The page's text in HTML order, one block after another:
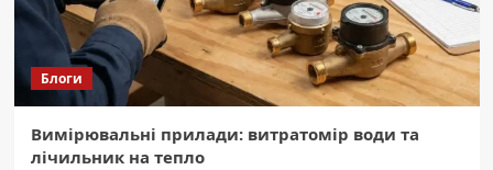
Блоги
Вимірювальні прилади: витратомір води та
лічильник на тепло